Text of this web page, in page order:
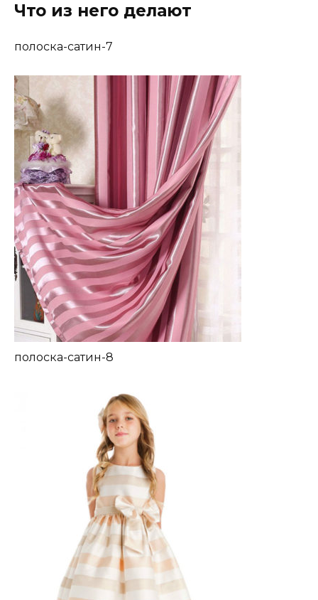
Что из него делают
полоска-сатин-7
полоска-сатин-8